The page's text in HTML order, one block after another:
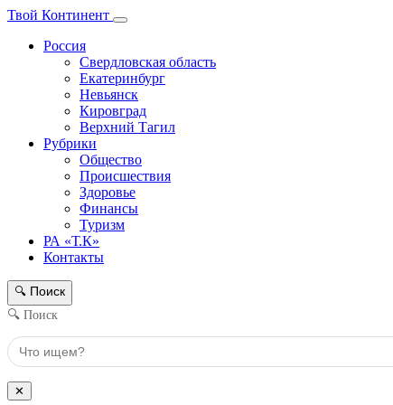
Твой Континент
Россия
Свердловская область
Екатеринбург
Невьянск
Кировград
Верхний Тагил
Рубрики
Общество
Происшествия
Здоровье
Финансы
Туризм
РА «Т.К»
Контакты
🔍 Поиск
🔍 Поиск
✕